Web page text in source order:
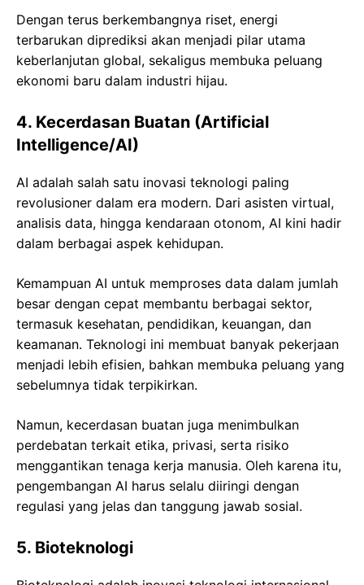
Dengan terus berkembangnya riset, energi
terbarukan diprediksi akan menjadi pilar utama
keberlanjutan global, sekaligus membuka peluang
ekonomi baru dalam industri hijau.
4. Kecerdasan Buatan (Artificial
Intelligence/AI)
AI adalah salah satu inovasi teknologi paling
revolusioner dalam era modern. Dari asisten virtual,
analisis data, hingga kendaraan otonom, AI kini hadir
dalam berbagai aspek kehidupan.
Kemampuan AI untuk memproses data dalam jumlah
besar dengan cepat membantu berbagai sektor,
termasuk kesehatan, pendidikan, keuangan, dan
keamanan. Teknologi ini membuat banyak pekerjaan
menjadi lebih efisien, bahkan membuka peluang yang
sebelumnya tidak terpikirkan.
Namun, kecerdasan buatan juga menimbulkan
perdebatan terkait etika, privasi, serta risiko
menggantikan tenaga kerja manusia. Oleh karena itu,
pengembangan AI harus selalu diiringi dengan
regulasi yang jelas dan tanggung jawab sosial.
5. Bioteknologi